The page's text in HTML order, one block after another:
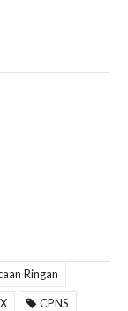
Ringan
CPNS